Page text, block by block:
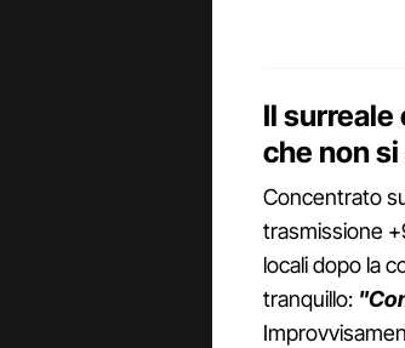
Il
che non
Concentrato
trasmissione
locali dopo la
tranquillo: